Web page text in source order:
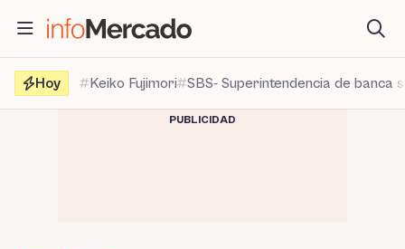
contenido
Hoy
Keiko Fujimori SBS- Superintendencia de banca
PUBLICIDAD